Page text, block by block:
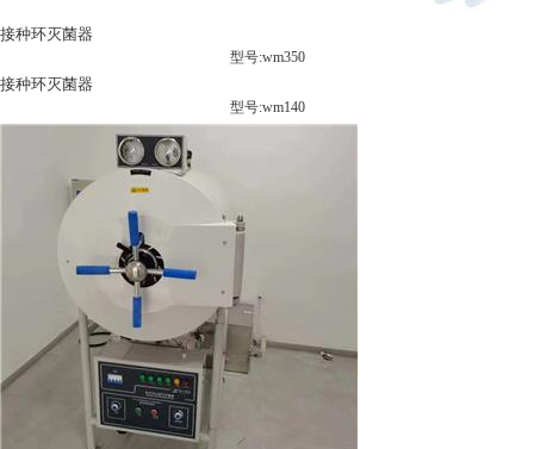
接种环灭菌器
型号:wm350
接种环灭菌器
型号:wm140